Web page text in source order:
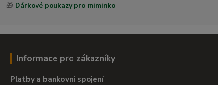
🎁 Dárkové poukazy pro miminko
Informace pro zákazníky
Platby a bankovní spojení